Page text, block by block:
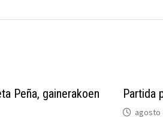
Peña, gainerakoen
Partida
agosto